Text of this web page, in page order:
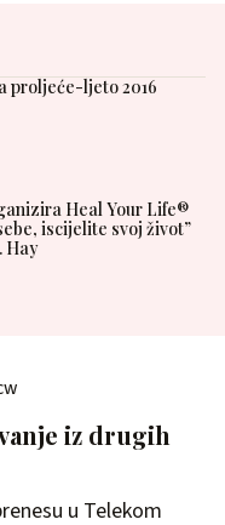
proljeće-ljeto 2016
Heal Your Life®
iscijelite svoj život”
Hay
iz drugih
u Telekom